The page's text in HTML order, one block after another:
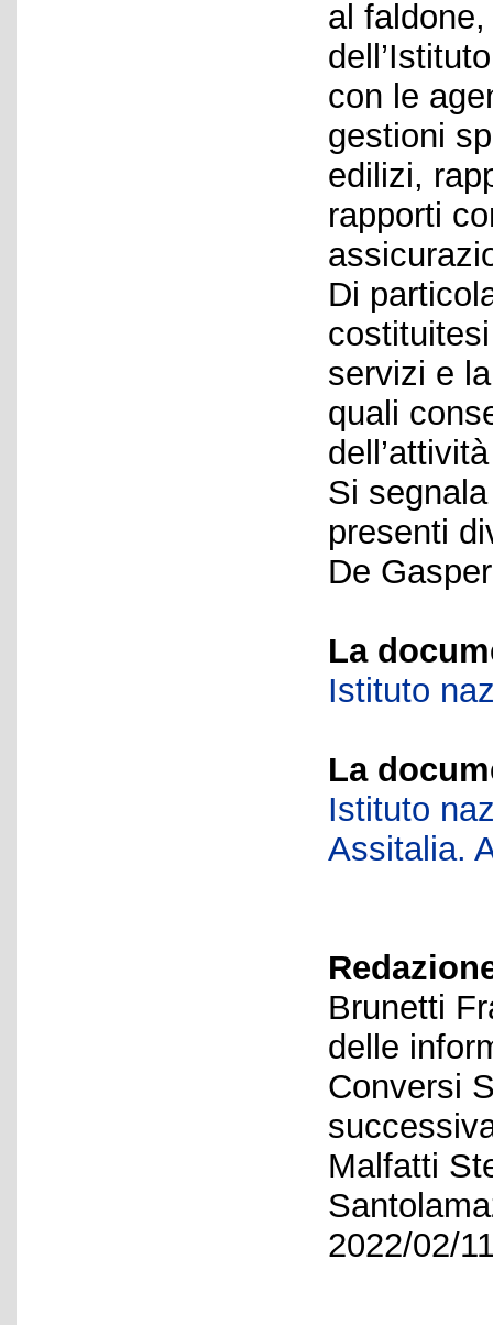
al
con le
gestioni
edilizi,
rapporti
Di
servizi e
quali
Si
presenti
De
La
Istituto
La
Istituto
Assitalia.
Brunetti
delle
Conversi
Malfatti
2022/02/